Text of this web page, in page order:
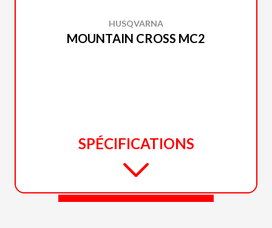
HUSQVARNA
MOUNTAIN CROSS MC2
SPÉCIFICATIONS